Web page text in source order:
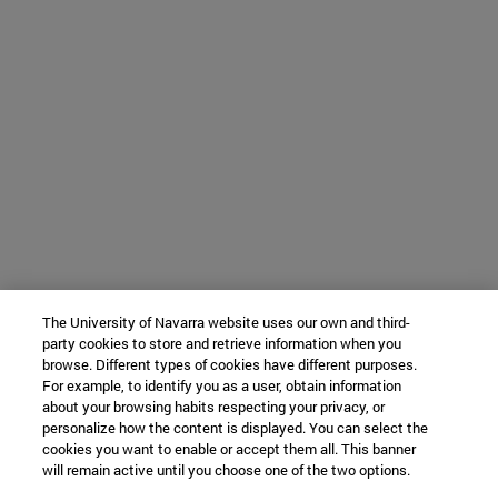
The University of Navarra website uses our own and third-
party cookies to store and retrieve information when you
browse. Different types of cookies have different purposes.
For example, to identify you as a user, obtain information
about your browsing habits respecting your privacy, or
personalize how the content is displayed. You can select the
cookies you want to enable or accept them all. This banner
will remain active until you choose one of the two options.